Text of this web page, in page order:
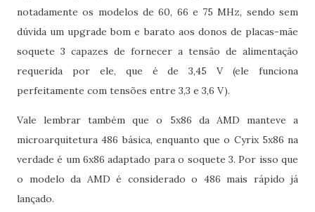
notadamente os modelos de 60, 66 e 75 MHz, sendo sem
dúvida um upgrade bom e barato aos donos de placas-mãe
soquete 3 capazes de fornecer a tensão de alimentação
requerida por ele, que é de 3,45 V (ele funciona
perfeitamente com tensões entre 3,3 e 3,6 V).
Vale lembrar também que o 5x86 da AMD manteve a
microarquitetura 486 básica, enquanto que o Cyrix 5x86 na
verdade é um 6x86 adaptado para o soquete 3. Por isso que
o modelo da AMD é considerado o 486 mais rápido já
lançado.